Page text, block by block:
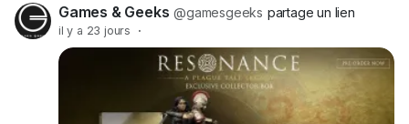
01/07/2026 Wuthering Waves Date de […] Cet article
Sorties jeux vidéo juillet 2026 : les 20 incontournables à
découvrir ! est apparu en premier sur Games & Geeks.
Games & Geeks @gamesgeeks partage un lien
il y a 23 jours ·